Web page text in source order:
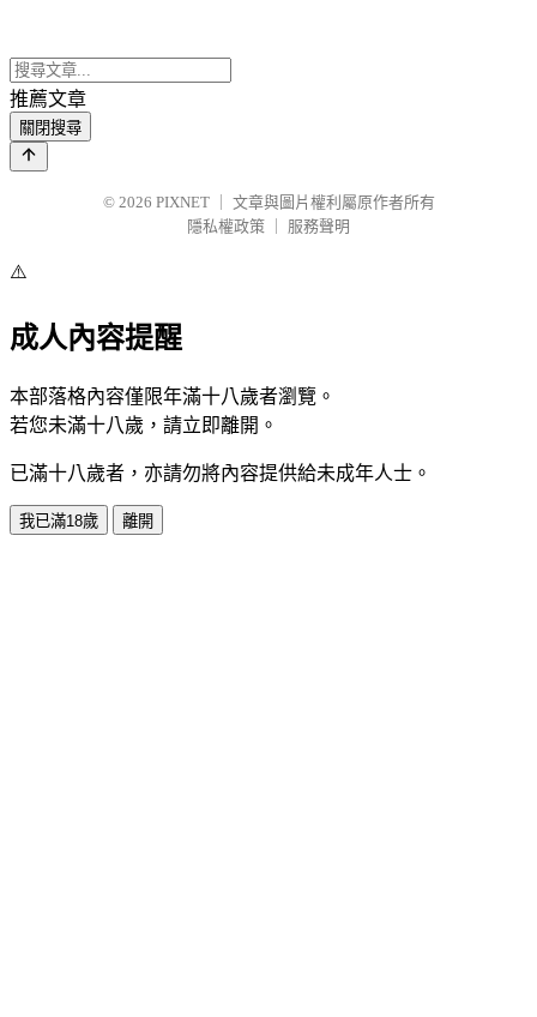
推薦文章
關閉搜尋
© 2026 PIXNET
文章與圖片權利屬原作者所有
隱私權政策
服務聲明
⚠️
成人內容提醒
本部落格內容僅限年滿十八歲者瀏覽。
若您未滿十八歲，請立即離開。
已滿十八歲者，亦請勿將內容提供給未成年人士。
我已滿18歲 離開